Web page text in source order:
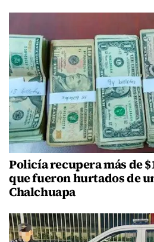
Policía recupera más de
que fueron hurtados de
Chalchuapa